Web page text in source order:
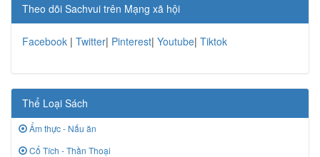
Theo dõi Sachvui trên Mạng xã hội
Facebook | Twitter| Pinterest| Youtube| Tiktok
Thể Loại Sách
Ẩm thực - Nấu ăn
Cổ Tích - Thần Thoại